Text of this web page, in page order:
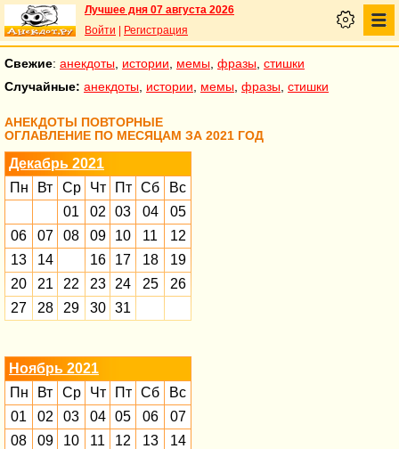
Лучшее дня 07 августа 2026
Войти
Регистрация
Свежие: анекдоты истории мемы фразы стишки
Случайные: анекдоты истории мемы фразы стишки
АНЕКДОТЫ ПОВТОРНЫЕ
ОГЛАВЛЕНИЕ ПО МЕСЯЦАМ ЗА 2021 ГОД
Декабрь 2021
Пн
Вт Ср Чт Пт Сб
Вс
01
02 03 04
05
06
07 08 09 10 11
12
13
14 16 17 18
19
20
21 22 23 24 25
26
27
28 29 30 31
Ноябрь 2021
Пн
Вт Ср Чт Пт Сб
Вс
01
02 03 04 05 06
07
08
09 10 11 12 13
14